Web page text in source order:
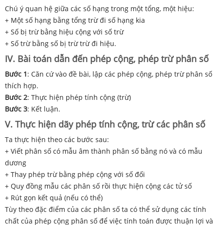
Chú ý quan hệ giữa các số hạng trong một tổng, một hiệu:
+ Một số hạng bằng tổng trừ đi số hạng kia
+ Số bị trừ bằng hiệu cộng với số trừ
+ Số trừ bằng số bị trừ trừ đi hiệu.
IV. Bài toán dẫn đến phép cộng, phép trừ phân số
Bước 1: Căn cứ vào đề bài, lập các phép cộng, phép trừ phân số
thích hợp.
Bước 2: Thực hiện phép tính cộng (trừ)
Bước 3: Kết luận.
V. Thực hiện dãy phép tính cộng, trừ các phân số
Ta thực hiện theo các bước sau:
+ Viết phân số có mẫu âm thành phân số bằng nó và có mẫu
dương
+ Thay phép trừ bằng phép cộng với số đối
+ Quy đồng mẫu các phân số rồi thực hiện cộng các tử số
+ Rút gọn kết quả (nếu có thể)
Tùy theo đặc điểm của các phân số ta có thể sử dụng các tính
chất của phép cộng phân số để việc tính toán được thuận lợi và